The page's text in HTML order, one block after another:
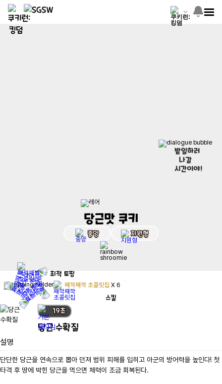
밭일하러
나갈
시간이야!
당근맛 쿠키
중앙 지원형
최적 토핑
째깍째깍 초콜릿칩 X 6
스킬
19초
당근 수확질
설명
단단한 당근을 연속으로 뽑아 던져 범위 피해를 입히고 아군의 방어력을 높인다! 첫
타격 후 땅에 박힌 당근을 먹으면 체력이 조금 회복된다.